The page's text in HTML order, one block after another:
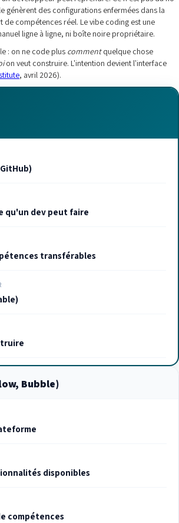
génèrent des configurations enfermées dans la
de compétences réel. Le vibe coding est une
ligne à ligne, ni boîte noire propriétaire.
: on ne code plus commentquelque chose
on veut construire. L'intention devient l'interface
, avril 2026).
qu'un dev peut faire
transférables
Bubble)
disponibles
compétences